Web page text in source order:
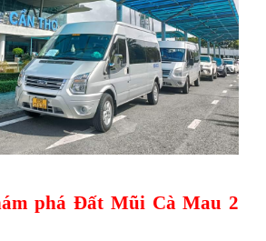
phá Đất Mũi Cà Mau 2